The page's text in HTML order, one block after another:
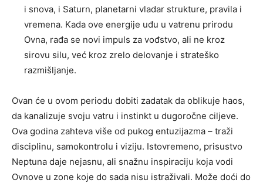
i snova, i Saturn, planetarni vladar strukture, pravila i
vremena. Kada ove energije uđu u vatrenu prirodu
Ovna, rađa se novi impuls za vođstvo, ali ne kroz
sirovu silu, već kroz zrelo delovanje i strateško
razmišljanje.
Ovan će u ovom periodu dobiti zadatak da oblikuje haos,
da kanalizuje svoju vatru i instinkt u dugoročne ciljeve.
Ova godina zahteva više od pukog entuzijazma – traži
disciplinu, samokontrolu i viziju. Istovremeno, prisustvo
Neptuna daje nejasnu, ali snažnu inspiraciju koja vodi
Ovnove u zone koje do sada nisu istraživali. Može doći do